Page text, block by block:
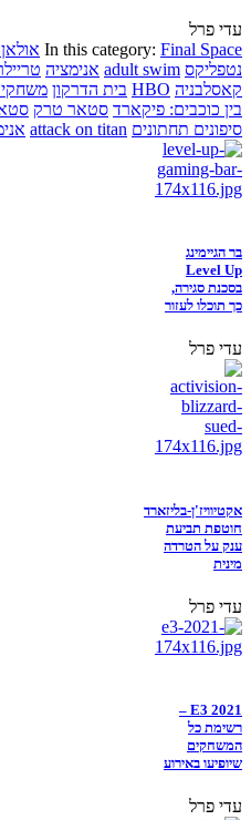
עדי פרל
In this category: Final Space
נטפליקס adult swim אנימציה
קאסלבניה HBO בית הדרקון
בין כוכבים: פיקארד סטאר טרק
סיפונים תחתונים attack on titan
בר הגיימינג
Level Up
בסכנת סגירה,
כך תוכלו לעזור
עדי פרל
אקטיוויז'ן-בליזארד
חוטפת תביעת
ענק על הטרדה
מינית
עדי פרל
E3 2021 –
רשימת כל
המשחקים
שיופיעו באירוע
עדי פרל